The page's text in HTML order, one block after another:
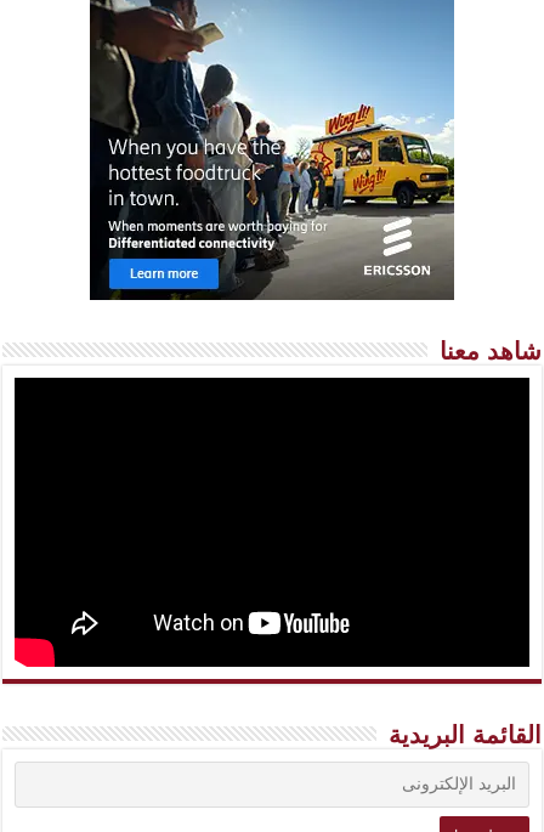
شاهد معنا
القائمة البريدية